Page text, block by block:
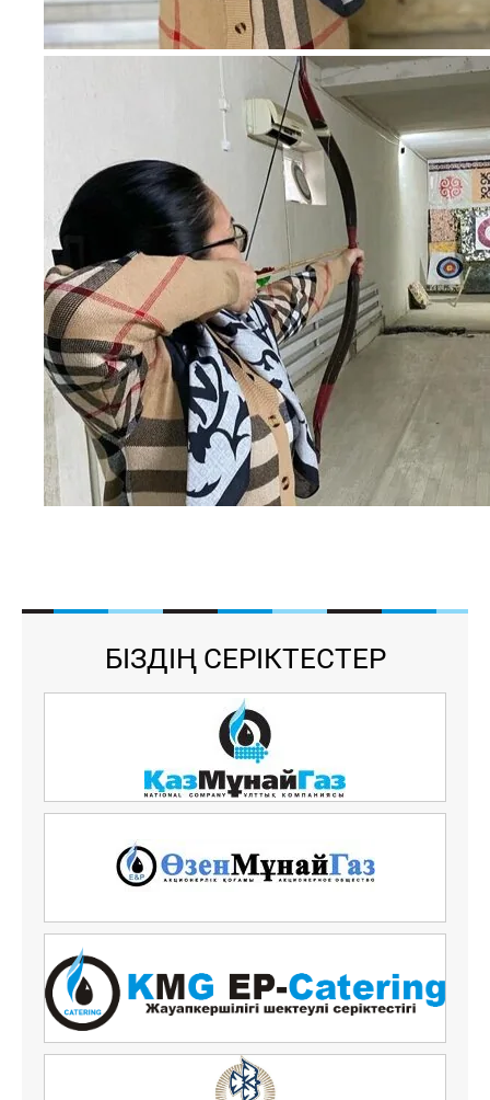
БІЗДІҢ СЕРІКТЕСТЕР